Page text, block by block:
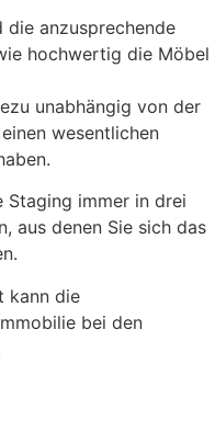
die anzusprechende
hochwertig die Möbel
unabhängig von der
wesentlichen
Staging immer in drei
aus denen Sie sich das
kann die
bei den